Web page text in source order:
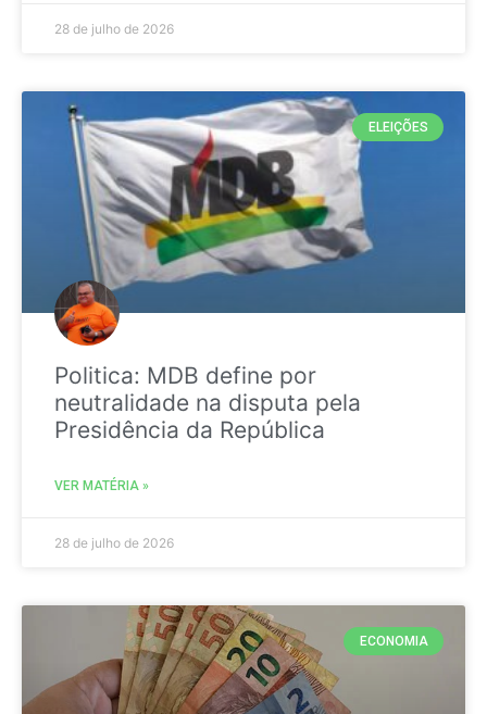
28 de julho de 2026
ELEIÇÕES
Politica: MDB define por
neutralidade na disputa pela
Presidência da República
VER MATÉRIA »
28 de julho de 2026
ECONOMIA